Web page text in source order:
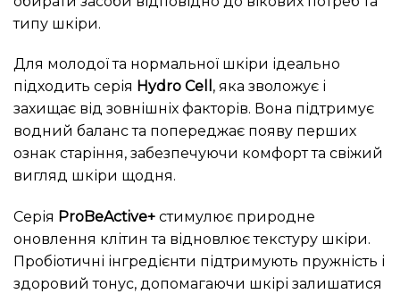
типу шкіри.
Для молодої та нормальної шкіри ідеально
підходить серія Hydro Cell , яка зволожує і
захищає від зовнішніх факторів. Вона підтримує
водний баланс та попереджає появу перших
ознак старіння, забезпечуючи комфорт та свіжий
вигляд шкіри щодня.
Серія ProBeActive+ стимулює природне
оновлення клітин та відновлює текстуру шкіри.
Пробіотичні інгредієнти підтримують пружність і
здоровий тонус, допомагаючи шкірі залишатися